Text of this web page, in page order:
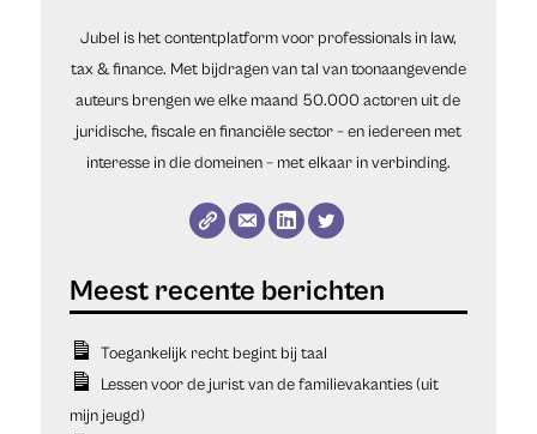
Jubel is het contentplatform voor professionals in law,
tax & finance. Met bijdragen van tal van toonaangevende
auteurs brengen we elke maand 50.000 actoren uit de
juridische, fiscale en financiële sector – en iedereen met
interesse in die domeinen – met elkaar in verbinding.
Toegankelijk recht begint bij taal
Lessen voor de jurist van de familievakanties (uit
mijn jeugd)